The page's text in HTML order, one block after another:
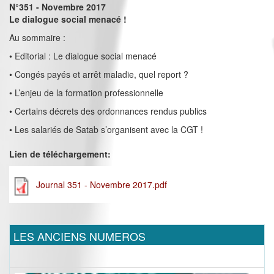
N°351 - Novembre 2017
Le dialogue social menacé !
Au sommaire :
• Editorial : Le dialogue social menacé
• Congés payés et arrêt maladie, quel report ?
• L’enjeu de la formation professionnelle
• Certains décrets des ordonnances rendus publics
• Les salariés de Satab s’organisent avec la CGT !
Lien de téléchargement:
Journal 351 - Novembre 2017.pdf
LES ANCIENS NUMEROS